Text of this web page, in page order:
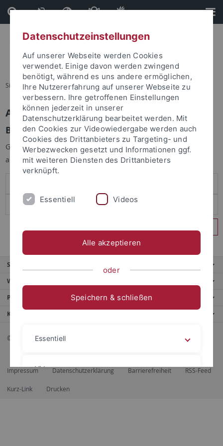
Direkt
zum
Inhalt
Direkt
zur
Fußleiste
Sie sind hier: Startseite
Anmelden
Benutzeranmeldung
Geben Sie Ihren Benutzernamen und Ihr Passwort an um sich
anzumelden:
Service
Weitere Angebote
Portale
Kontaktinfo
© 2026 Eberhard Karls Universität Tübingen, Tübingen
Impressum Datenschutzerklärung Barrierefreiheit RSS-Feed
Kurz-Link Drucken
Datenschutzeinstellungen
Auf unserer Webseite werden Cookies
verwendet. Einige davon werden zwingend
benötigt, während es uns andere ermöglichen,
Ihre Nutzererfahrung auf unserer Webseite zu
verbessern. Ihre getroffenen Einstellungen
können jederzeit in unserer
Datenschutzerklärung bearbeitet werden. Mit
den Cookies zur Videowiedergabe werden auch
Cookies des Drittanbieters zu Targeting- und
Werbezwecken gesetzt und Informationen ggf.
mit weiteren Diensten des Drittanbieters
verknüpft.
Essentiell Videos
Alle akzeptieren
oder
Speichern & schließen
Essentiell
Videos